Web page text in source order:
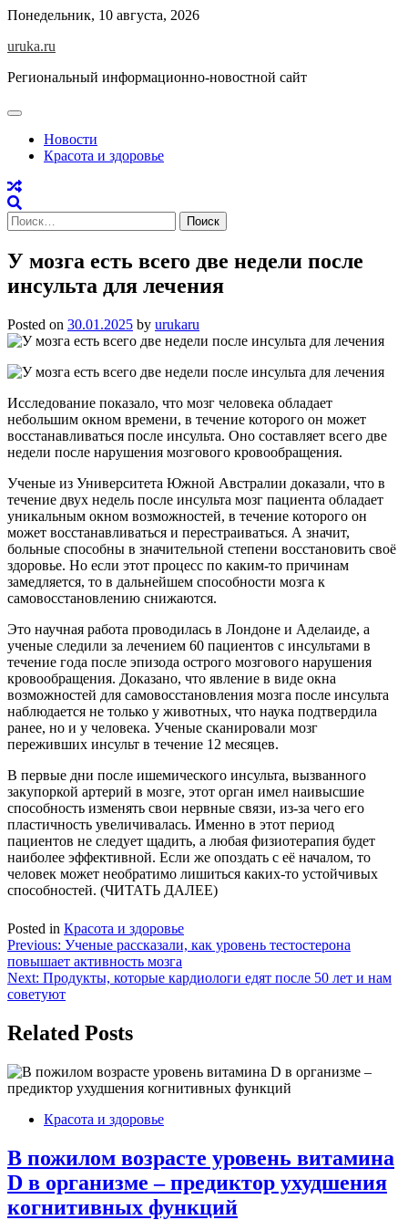
Skip
content
Понедельник, 10 августа, 2026
uruka.ru
Региональный информационно-новостной сайт
Новости
Красота и здоровье
Найти:
У мозга есть всего две недели после
инсульта для лечения
Posted on 30.01.2025 by urukaru
Исследование показало, что мозг человека обладает
небольшим окном времени, в течение которого он может
восстанавливаться после инсульта. Оно составляет всего две
недели после нарушения мозгового кровообращения.
Ученые из Университета Южной Австралии доказали, что в
течение двух недель после инсульта мозг пациента обладает
уникальным окном возможностей, в течение которого он
может восстанавливаться и перестраиваться. А значит,
больные способны в значительной степени восстановить своё
здоровье. Но если этот процесс по каким-то причинам
замедляется, то в дальнейшем способности мозга к
самовосстановлению снижаются.
Это научная работа проводилась в Лондоне и Аделаиде, а
ученые следили за лечением 60 пациентов с инсультами в
течение года после эпизода острого мозгового нарушения
кровообращения. Доказано, что явление в виде окна
возможностей для самовосстановления мозга после инсульта
наблюдается не только у животных, что наука подтвердила
ранее, но и у человека. Ученые сканировали мозг
переживших инсульт в течение 12 месяцев.
В первые дни после ишемического инсульта, вызванного
закупоркой артерий в мозге, этот орган имел наивысшие
способность изменять свои нервные связи, из-за чего его
пластичность увеличивалась. Именно в этот период
пациентов не следует щадить, а любая физиотерапия будет
наиболее эффективной. Если же опоздать с её началом, то
человек может необратимо лишиться каких-то устойчивых
способностей. (ЧИТАТЬ ДАЛЕЕ)
Posted in Красота и здоровье
Навигация
по
записям
Previous: Ученые рассказали, как уровень тестостерона
повышает активность мозга
Next: Продукты, которые кардиологи едят после 50 лет и нам
советуют
Related Posts
Красота и здоровье
В пожилом возрасте уровень витамина
D в организме – предиктор ухудшения
когнитивных функций